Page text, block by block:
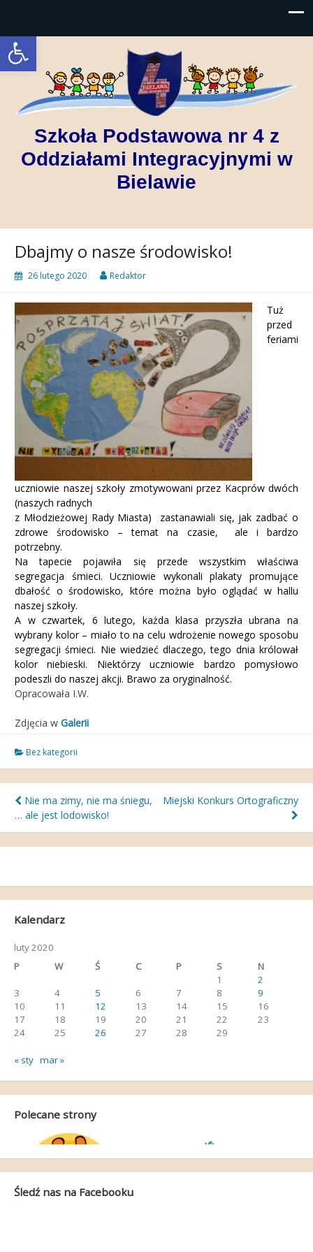
Open toolbar
Szkoła Podstawowa nr 4 z
Oddziałami Integracyjnymi w
Bielawie
Dbajmy o nasze środowisko!
26 lutego 2020 Redaktor
Tuż
przed
feriami
uczniowie naszej szkoły zmotywowani przez Kacprów dwóch
(naszych radnych
z Młodzieżowej Rady Miasta) zastanawiali się, jak zadbać o
zdrowe środowisko – temat na czasie, ale i bardzo
potrzebny.
Na tapecie pojawiła się przede wszystkim właściwa
segregacja śmieci. Uczniowie wykonali plakaty promujące
dbałość o środowisko, które można było oglądać w hallu
naszej szkoły.
A w czwartek, 6 lutego, każda klasa przyszła ubrana na
wybrany kolor – miało to na celu wdrożenie nowego sposobu
segregacji śmieci. Nie wiedzieć dlaczego, tego dnia królował
kolor niebieski. Niektórzy uczniowie bardzo pomysłowo
podeszli do naszej akcji. Brawo za oryginalność.
Opracowała I.W.
Zdjęcia w Galerii
Bez kategorii
Nawigacja
wpisu
Nie ma zimy, nie ma śniegu,
… ale jest lodowisko!
Miejski Konkurs Ortograficzny
Kalendarz
luty 2020
P
W Ś C P S
N
1
2
3
4 5 6 7 8
9
10
11 12 13 14 15
16
17
18 19 20 21 22
23
24
25 26 27 28 29
« sty mar »
Polecane strony
Śledź nas na Facebooku